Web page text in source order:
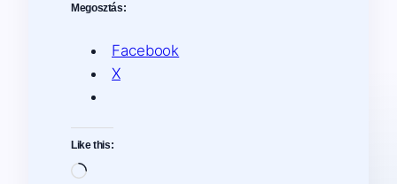
Megosztás:
Facebook
X
Like this:
Loading…